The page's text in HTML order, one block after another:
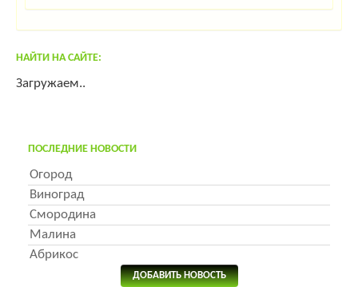
НАЙТИ НА САЙТЕ:
Загружаем..
ПОСЛЕДНИЕ НОВОСТИ
Огород
Виноград
Смородина
Малина
Абрикос
ДОБАВИТЬ НОВОСТЬ